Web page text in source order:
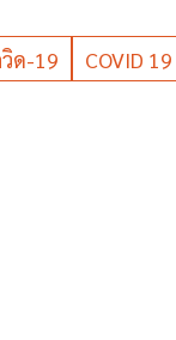
ด-19 COVID 19